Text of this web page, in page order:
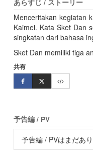
あらすじ / ストーリー
Menceritakan kegiatan
Kaimei. Kata Sket Dan
singkatan dari bahasa
Sket Dan memiliki tiga
共有
予告編 / PV
予告編 / PVはまだあ